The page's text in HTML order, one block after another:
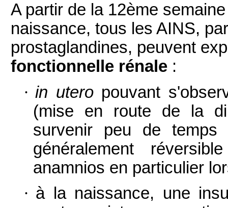
A partir de la 12ème
naissance, tous les AINS,
prostaglandines, peuvent
fonctionnelle rénale :
· in uteropouvant
(mise en route de la
survenir peu de
généralement
anamnios en particulier
· à la naissance, une